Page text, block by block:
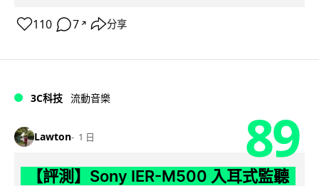
110 7 ↗ 分享
3C科技 流動音樂
Lawton 1 日 89
【評測】Sony IER-M500 入耳式監聽